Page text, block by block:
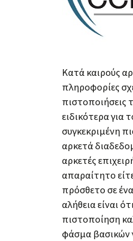
Κατά καιρούς
πληροφορίες
πιστοποιήσεις
ειδικότερα για
συγκεκριμένη
αρκετά
αρκετές
απαραίτητο
πρόσθετο σε
αλήθεια είναι
πιστοποίηση
φάσμα βασικών